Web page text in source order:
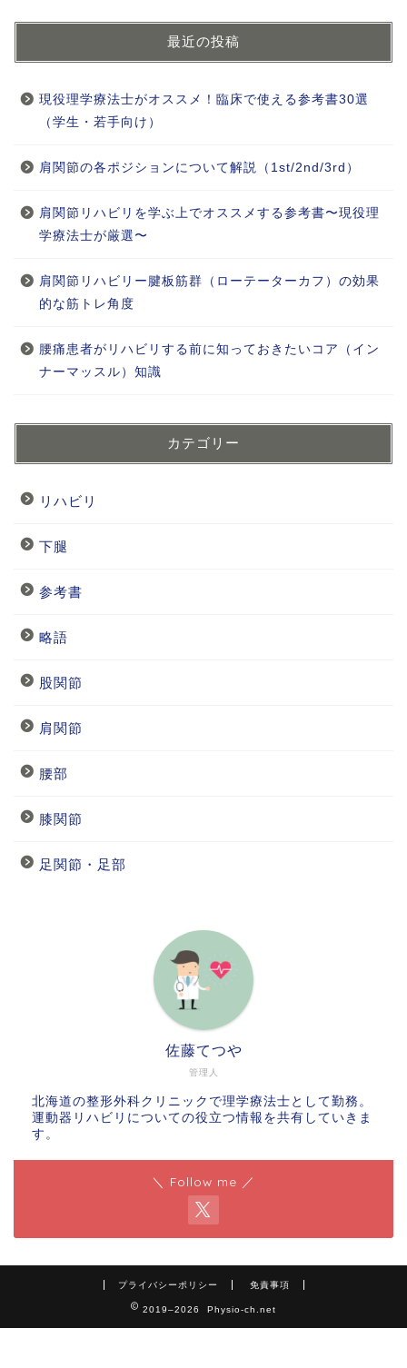
最近の投稿
現役理学療法士がオススメ！臨床で使える参考書30選
（学生・若手向け）
肩関節の各ポジションについて解説（1st/2nd/3rd）
肩関節リハビリを学ぶ上でオススメする参考書〜現役理
学療法士が厳選〜
肩関節リハビリー腱板筋群（ローテーターカフ）の効果
的な筋トレ角度
腰痛患者がリハビリする前に知っておきたいコア（イン
ナーマッスル）知識
カテゴリー
リハビリ
下腿
参考書
略語
股関節
肩関節
腰部
膝関節
足関節・足部
管理人
佐藤てつや
北海道の整形外科クリニックで理学療法士として勤務。
運動器リハビリについての役立つ情報を共有していきま
す。
＼ Follow me ／
プライバシーポリシー 免責事項
2019–2026 Physio-ch.net